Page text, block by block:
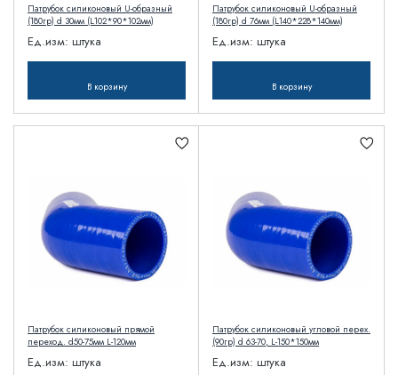
Патрубок силиконовый U-образный
(180гр) d 30мм (L102*90*102мм)
Ед.изм: штука
В корзину
Патрубок силиконовый U-образный
(180гр) d 76мм (L140*228*140мм)
Ед.изм: штука
В корзину
Патрубок силиконовый прямой
переход. d50-75мм L-120мм
Ед.изм: штука
Патрубок силиконовый угловой перех.
(90гр) d 63-70, L-150*150мм
Ед.изм: штука